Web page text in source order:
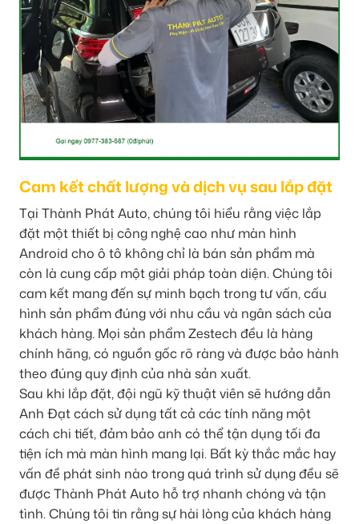
Cam kết chất lượng và dịch vụ sau lắp đặt
Tại Thành Phát Auto, chúng tôi hiểu rằng việc lắp
đặt một thiết bị công nghệ cao như màn hình
Android cho ô tô không chỉ là bán sản phẩm mà
còn là cung cấp một giải pháp toàn diện. Chúng tôi
cam kết mang đến sự minh bạch trong tư vấn, cấu
hình sản phẩm đúng với nhu cầu và ngân sách của
khách hàng. Mọi sản phẩm Zestech đều là hàng
chính hãng, có nguồn gốc rõ ràng và được bảo hành
theo đúng quy định của nhà sản xuất.
Sau khi lắp đặt, đội ngũ kỹ thuật viên sẽ hướng dẫn
Anh Đạt cách sử dụng tất cả các tính năng một
cách chi tiết, đảm bảo anh có thể tận dụng tối đa
tiện ích mà màn hình mang lại. Bất kỳ thắc mắc hay
vấn đề phát sinh nào trong quá trình sử dụng đều sẽ
được Thành Phát Auto hỗ trợ nhanh chóng và tận
tình. Chúng tôi tin rằng sự hài lòng của khách hàng